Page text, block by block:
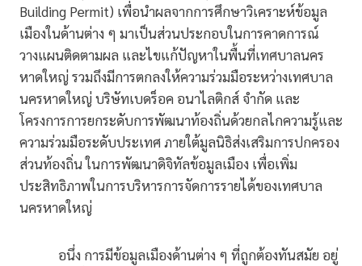
Building Permit) เพื่อนำผลจากการศึกษาวิเคราะห์ข้อมูล
เมืองในด้านต่าง ๆ มาเป็นส่วนประกอบในการคาดการณ์
วางแผนติดตามผล และไขแก้ปัญหาในพื้นที่เทศบาลนคร
หาดใหญ่ รวมถึงมีการตกลงให้ความร่วมมือระหว่างเทศบาล
นครหาดใหญ่ บริษัทเบดร็อค อนาไลติกส์ จำกัด และ
โครงการการยกระดับการพัฒนาท้องถิ่นด้วยกลไกความรู้และ
ความร่วมมือระดับประเทศ ภายใต้มูลนิธิส่งเสริมการปกครอง
ส่วนท้องถิ่น ในการพัฒนาดิจิทัลข้อมูลเมือง เพื่อเพิ่ม
ประสิทธิภาพในการบริหารการจัดการรายได้ของเทศบาล
นครหาดใหญ่
อนึ่ง การมีข้อมูลเมืองด้านต่าง ๆ ที่ถูกต้องทันสมัย อยู่